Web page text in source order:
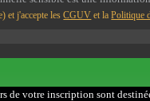
et j'accepte lesCGUV et laPolitique
de votre inscription sont